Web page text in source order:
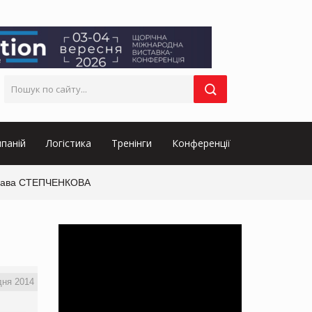
Логістика Тренінги Конференції
СТЕПЧЕНКОВА
2014